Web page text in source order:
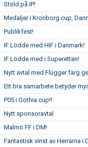
Stöld på IP!
Medaljer i Kronborg cup,
Publikfest!
IF Lödde med HIF i Danmark!
IF Lödde med i Superettan!
Nytt avtal med Flügger färg
Ett bra samarbete betyder
P05 i Gothia cup!!
Nytt sponsoravtal
Malmö FF i DM!
Fantastisk vinst av Herrarna i